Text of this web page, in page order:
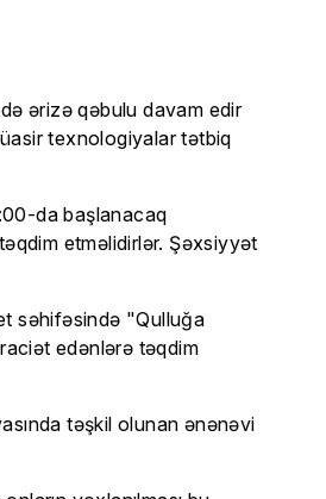
ərizə qəbulu davam edir
texnologiyalar tətbiq
da başlanacaq
etməlidirlər. Şəxsiyyət
səhifəsində "Qulluğa
edənlərə təqdim
təşkil olunan ənənəvi